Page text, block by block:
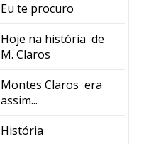
Eu te procuro
Hoje na história de
M. Claros
Montes Claros era
assim...
História